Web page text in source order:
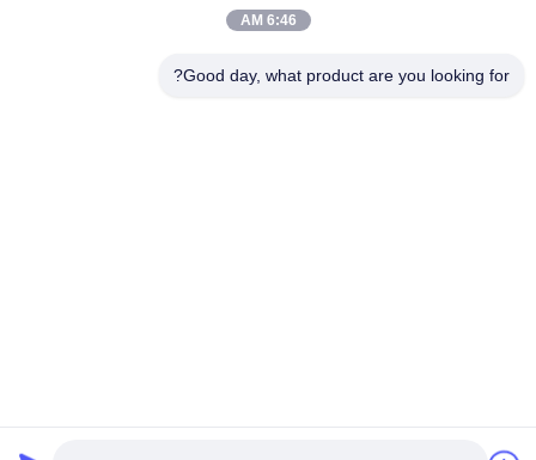
Copyright © 2018-2026 BEE STAR TO GLORIFY YOUR WONDERFUL HONEY
6:46 AM
Good day, what product are you looking for?